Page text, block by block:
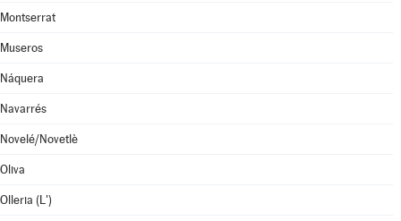
Montserrat
Museros
Náquera
Navarrés
Novelé/Novetlè
Oliva
Olleria (L')